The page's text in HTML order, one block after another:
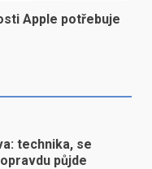
Apple potřebuje
technika, se
půjde